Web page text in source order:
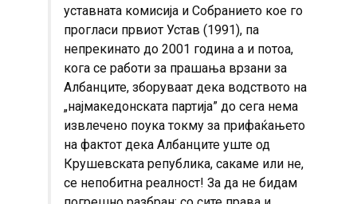
уставната комисија и Собранието кое го
прогласи првиот Устав (1991), па
непрекинато до 2001 година а и потоа,
кога се работи за прашања врзани за
Албанците, зборуваат дека водството на
„најмакедонската партија” до сега нема
извлечено поука токму за прифаќањето
на фактот дека Албанците уште од
Крушевската република, сакаме или не,
се непобитна реалност! За да не бидам